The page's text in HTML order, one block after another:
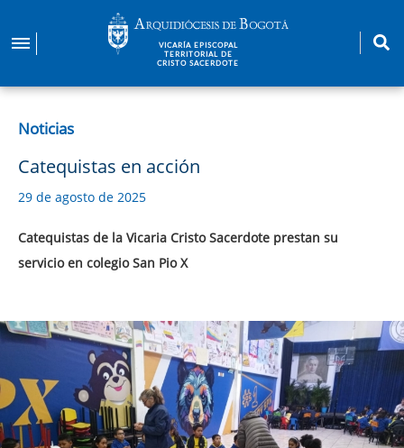
contenido
VICARÍA EPISCOPAL
TERRITORIAL DE
CRISTO SACERDOTE
Noticias
Catequistas en acción
29 de agosto de 2025
Catequistas de la Vicaria Cristo Sacerdote prestan su
servicio en colegio San Pio X